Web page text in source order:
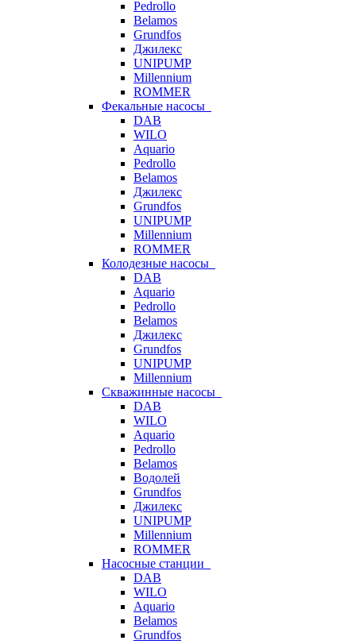
Pedrollo
Belamos
Grundfos
Джилекс
UNIPUMP
Millennium
ROMMER
Фекальные насосы
DAB
WILO
Aquario
Pedrollo
Belamos
Джилекс
Grundfos
UNIPUMP
Millennium
ROMMER
Колодезные насосы
DAB
Aquario
Pedrollo
Belamos
Джилекс
Grundfos
UNIPUMP
Millennium
Скважинные насосы
DAB
WILO
Aquario
Pedrollo
Belamos
Водолей
Grundfos
Джилекс
UNIPUMP
Millennium
ROMMER
Насосные станции
DAB
WILO
Aquario
Belamos
Grundfos